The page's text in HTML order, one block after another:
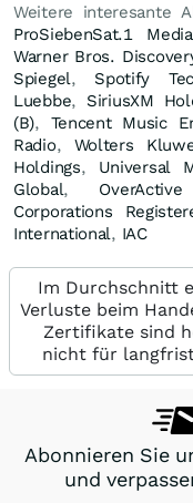
Weitere interesante
ProSiebenSat.1 Media
Warner Bros.
Spiegel, Spotify
Luebbe, SiriusXM
(B), Tencent Music
Radio, Wolters
Holdings, Universal
Global,
Corporations
International, IAC
Im Durchschnitt
Verluste beim
Zertifikate sind
nicht für
Abonnieren Sie
und